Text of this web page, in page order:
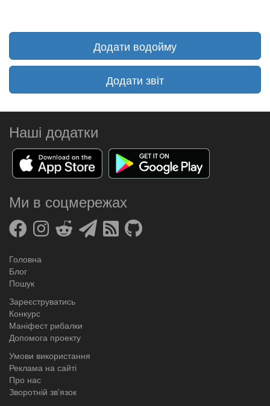
Додати водойму
Додати звіт
Наші додатки
Ми в соцмережах
Головна
Блог
Пошук
Зареєструватись
Конкурс
Маніфест рибалки
Допомога проекту
Умови використання
Реклама на сайті
Про нас
Зворотній зв'язок